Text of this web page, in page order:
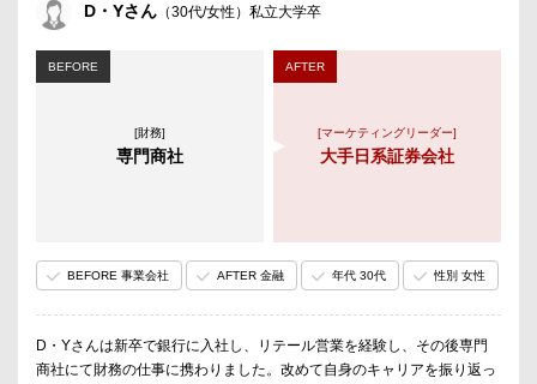
D・Yさん （30代/女性）私立大学卒
BEFORE
[財務]
専門商社
AFTER
[マーケティングリーダー]
大手日系証券会社
BEFORE 事業会社 AFTER 金融 年代 30代 性別 女性
D・Yさんは新卒で銀行に入社し、リテール営業を経験し、その後専門
商社にて財務の仕事に携わりました。改めて自身のキャリアを振り返っ